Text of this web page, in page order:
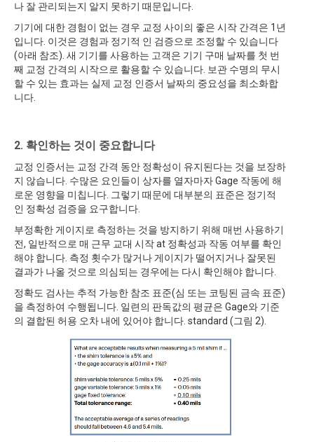
나 잘 관리되는지 알지 못하기 때문입니다.
기기에 대한 경험이 없는 경우 교정 사이의 좋은 시작 간격은 1년
입니다. 이것은 경험과 정기적 인 검증으로 조정할 수 있습니다
(아래 참조). 새 기기를 사용하는 고객은 기기 구매 날짜를 첫 번
째 교정 간격의 시작으로 활용할 수 있습니다. 보관 수명의 무시
할 수 있는 효과는 실제 교정 인증서 날짜의 중요성을 최소화합
니다.
2. 확인하는 것이 중요합니다
교정 인증서는 교정 간격 동안 정확성이 유지된다는 것을 보장하
지 않습니다. 수많은 요인들이 상자를 열자마자 Gage 작동에 해
로운 영향을 미칩니다. 그렇기 때문에 대부분의 표준은 정기적
인 정확성 검증을 요구합니다.
부정확한 게이지로 측정하는 것을 방지하기 위해 매번 사용하기
전, 일반적으로 매 근무 교대 시작 at 정확성과 작동 여부를 확인
해야 합니다. 측정 횟수가 많거나 게이지가 떨어지거나 잘못된
결과가 나올 것으로 의심되는 경우에는 다시 확인해야 합니다.
정확도 검사는 추적 가능한 참조 표준(심 또는 코팅된 금속 표준)
을 측정하여 수행됩니다. 일련의 판독값의 평균은 Gage와 기준
의 결합된 허용 오차 내에 있어야 합니다. standard (그림 2).